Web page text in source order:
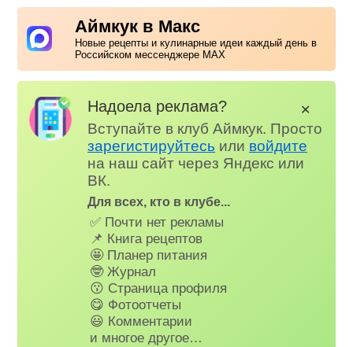
Аймкук в Макс
Новые рецепты и кулинарные идеи каждый день в
Российском мессенджере MAX
Надоела реклама?
Вступайте в клуб Аймкук. Просто
зарегистируйтесь или войдите
на наш сайт через Яндекс или
ВК.
Для всех, кто в клубе...
✅ Почти нет рекламы
📌 Книга рецептов
🤩 Планер питания
🤓 Журнал
😗 Страница профиля
😋 Фотоотчеты
😃 Комментарии
и многое другое…
✕